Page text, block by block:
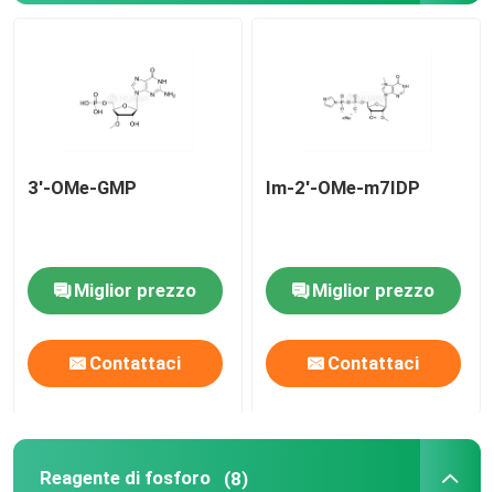
Circa noi
Giro della fabbrica
Contattici
Notizie
3'-OMe-GMP
Miglior prezzo
Contattaci
Im-2'-OMe-m7IDP
Miglior prezzo
Contattaci
Reagente di fosforo (8)